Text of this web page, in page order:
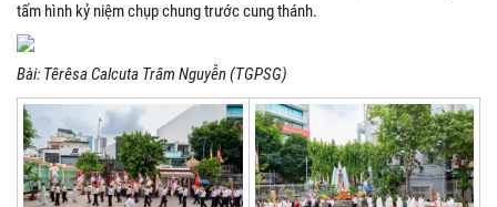
tấm hình kỷ niệm chụp chung trước cung thánh.
Bài: Têrêsa Calcuta Trâm Nguyễn (TGPSG)